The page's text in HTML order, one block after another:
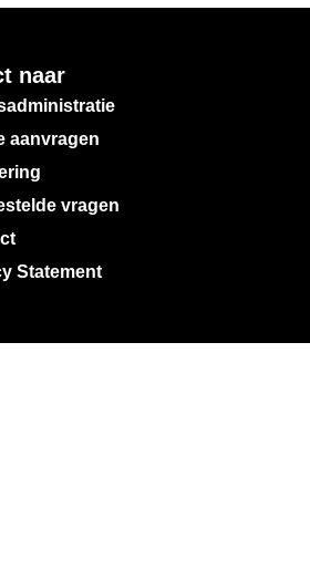
naar
aanvragen
vragen
Statement